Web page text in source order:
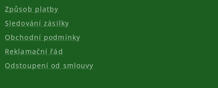
Způsob platby
Sledování zásilky
Obchodní podmínky
Reklamační řád
Odstoupení od smlouvy